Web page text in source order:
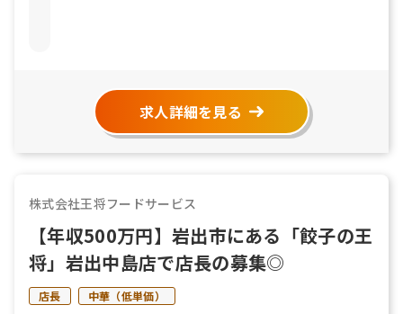
求人詳細を見る
株式会社王将フードサービス
【年収500万円】岩出市にある「餃子の王
将」岩出中島店で店長の募集◎
店長 中華（低単価）